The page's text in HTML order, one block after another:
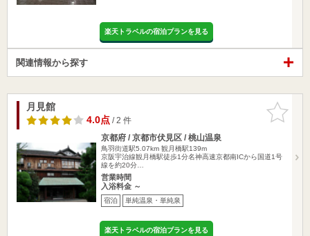
楽天トラベルの宿泊プランを見る
関連情報から探す
お気に入
りに追加
月見館
4.0点/ 2 件
京都府 / 京都市伏見区 / 桃山温泉
鳥羽街道駅5.07km 観月橋駅139m
京阪宇治線観月橋駅徒歩1分名神高速京都南ICから国道1号
線を約20分…
営業時間
入浴料金 ～
宿泊 単純温泉・単純泉
楽天トラベルの宿泊プランを見る